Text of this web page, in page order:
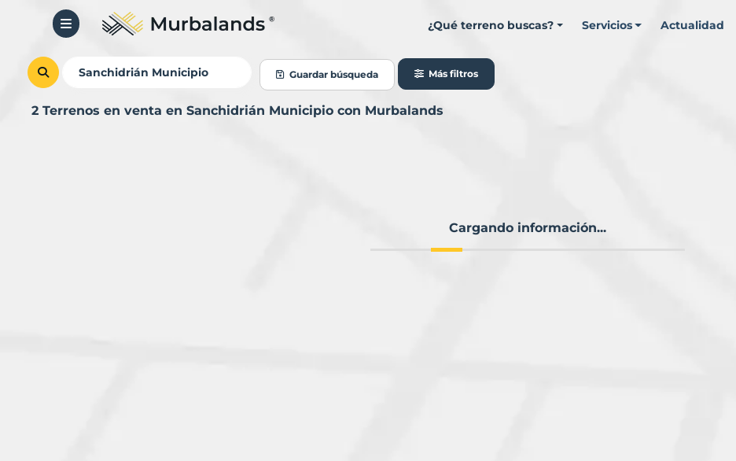
¿Qué terreno buscas? Servicios Actualidad
Guardar búsqueda Más filtros
2 Terrenos en venta en Sanchidrián Municipio con Murbalands
Cargando información...